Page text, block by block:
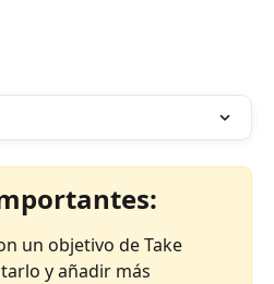
un objetivo de Take
y añadir más